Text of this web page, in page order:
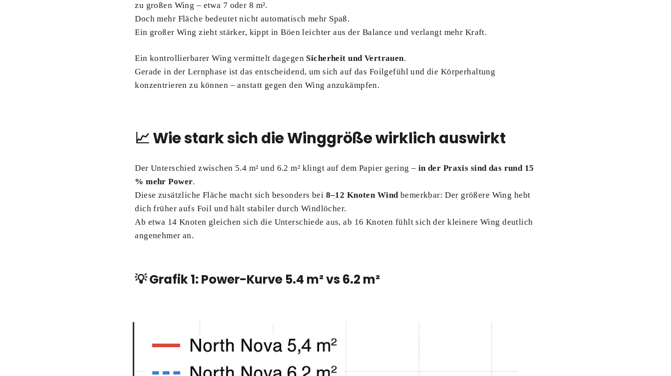
zu großen Wing – etwa 7 oder 8 m².
Doch mehr Fläche bedeutet nicht automatisch mehr Spaß.
Ein großer Wing zieht stärker, kippt in Böen leichter aus der Balance und verlangt mehr Kraft.
Ein kontrollierbarer Wing vermittelt dagegen Sicherheit und Vertrauen.
Gerade in der Lernphase ist das entscheidend, um sich auf das Foilgefühl und die Körperhaltung
konzentrieren zu können – anstatt gegen den Wing anzukämpfen.
📈 Wie stark sich die Winggröße wirklich auswirkt
Der Unterschied zwischen 5.4 m² und 6.2 m² klingt auf dem Papier gering – in der Praxis sind das rund 15
% mehr Power.
Diese zusätzliche Fläche macht sich besonders bei 8–12 Knoten Windbemerkbar: Der größere Wing hebt
dich früher aufs Foil und hält stabiler durch Windlöcher.
Ab etwa 14 Knoten gleichen sich die Unterschiede aus, ab 16 Knoten fühlt sich der kleinere Wing deutlich
angenehmer an.
💡 Grafik 1: Power-Kurve 5.4 m² vs 6.2 m²